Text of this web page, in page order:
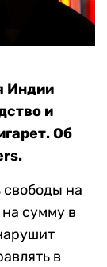
Индии
и
Об
на
сумму в
в